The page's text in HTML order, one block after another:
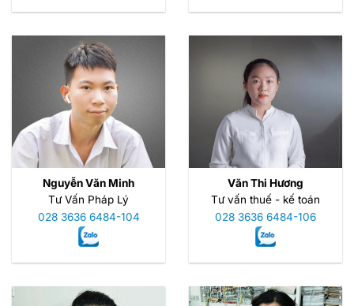
Nguyễn Văn Minh
Tư Vấn Pháp Lý
028 3636 6484-104
Văn Thi Hương
Tư vấn thuế - kế toán
028 3636 6484-106